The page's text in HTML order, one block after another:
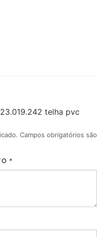
telha pvc
Campos obrigatórios são
*